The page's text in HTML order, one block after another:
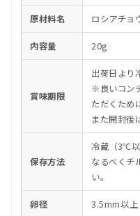
原材料名 ロシアチョ
内容量 20g
賞味期限
出荷日より
※良いコン
ただくため
また開封後
保存方法
冷蔵（3℃以
なるべくチ
い。
卵径 3.5mm以上